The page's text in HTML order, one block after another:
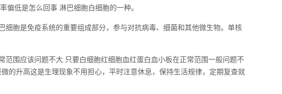
低是怎么回事 淋巴细胞白细胞的一种。
胞是免疫系统的重要组成部分，参与对抗病毒、细菌和其他微生物。单核
围应该问题不大.只要白细胞红细胞血红蛋白血小板在正常范围一般问题不
的升高这是生理现象不用担心，平时注意休息，保持生活规律，定期复查就